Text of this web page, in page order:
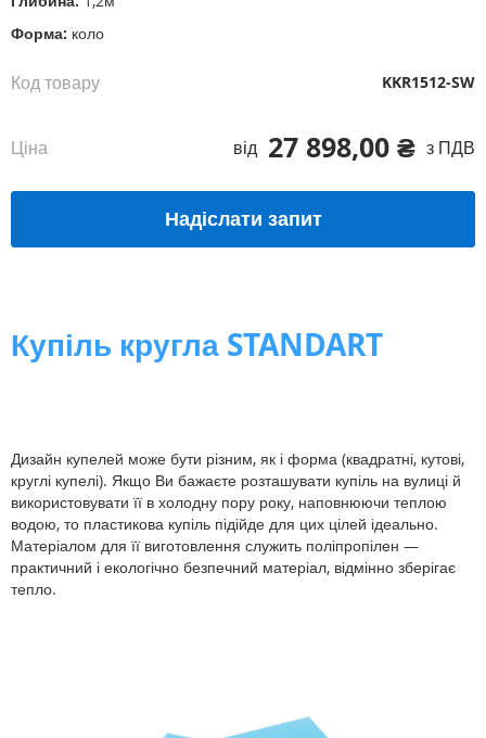
Форма: коло
27 898,00 ₴ з ПДВ
Ціна від
Код товару KKR1512-SW
Надіслати запит
Купіль кругла STANDART
Дизайн купелей може бути різним, як і форма (квадратні, кутові,
круглі купелі). Якщо Ви бажаєте розташувати купіль на вулиці й
використовувати її в холодну пору року, наповнюючи теплою
водою, то пластикова купіль підійде для цих цілей ідеально.
Матеріалом для її виготовлення служить поліпропілен —
практичний і екологічно безпечний матеріал, відмінно зберігає
тепло.